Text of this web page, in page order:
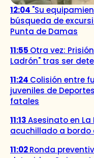
12:04 "Su
búsqueda de
Punta de Damas
11:55 Otra vez:
Ladrón" tras ser
11:24 Colisión entre
juveniles de
fatales
11:13Asesinato en
acuchillado a bordo
11:02Ronda